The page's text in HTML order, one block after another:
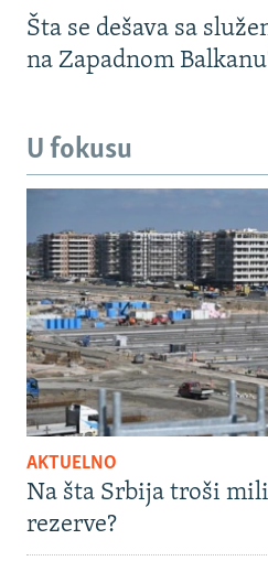
Šta se dešava sa
na Zapadnom
U fokusu
AKTUELNO
Na šta Srbija troši
rezerve?